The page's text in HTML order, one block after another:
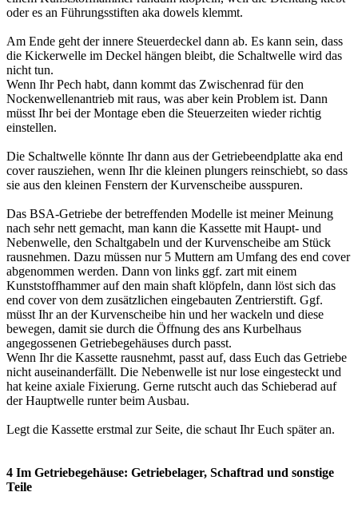
oder es an Führungsstiften aka dowels klemmt.
Am Ende geht der innere Steuerdeckel dann ab. Es kann sein, dass
die Kickerwelle im Deckel hängen bleibt, die Schaltwelle wird das
nicht tun.
Wenn Ihr Pech habt, dann kommt das Zwischenrad für den
Nockenwellenantrieb mit raus, was aber kein Problem ist. Dann
müsst Ihr bei der Montage eben die Steuerzeiten wieder richtig
einstellen.
Die Schaltwelle könnte Ihr dann aus der Getriebeendplatte aka end
cover rausziehen, wenn Ihr die kleinen plungers reinschiebt, so dass
sie aus den kleinen Fenstern der Kurvenscheibe ausspuren.
Das BSA-Getriebe der betreffenden Modelle ist meiner Meinung
nach sehr nett gemacht, man kann die Kassette mit Haupt- und
Nebenwelle, den Schaltgabeln und der Kurvenscheibe am Stück
rausnehmen. Dazu müssen nur 5 Muttern am Umfang des end cover
abgenommen werden. Dann von links ggf. zart mit einem
Kunststoffhammer auf den main shaft klöpfeln, dann löst sich das
end cover von dem zusätzlichen eingebauten Zentrierstift. Ggf.
müsst Ihr an der Kurvenscheibe hin und her wackeln und diese
bewegen, damit sie durch die Öffnung des ans Kurbelhaus
angegossenen Getriebegehäuses durch passt.
Wenn Ihr die Kassette rausnehmt, passt auf, dass Euch das Getriebe
nicht auseinanderfällt. Die Nebenwelle ist nur lose eingesteckt und
hat keine axiale Fixierung. Gerne rutscht auch das Schieberad auf
der Hauptwelle runter beim Ausbau.
Legt die Kassette erstmal zur Seite, die schaut Ihr Euch später an.
4 Im Getriebegehäuse: Getriebelager, Schaftrad und sonstige
Teile